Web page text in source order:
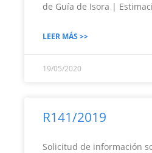
de Guía de Isora |
LEER MÁS >>
19/05/2020
R141/2019
Solicitud de información